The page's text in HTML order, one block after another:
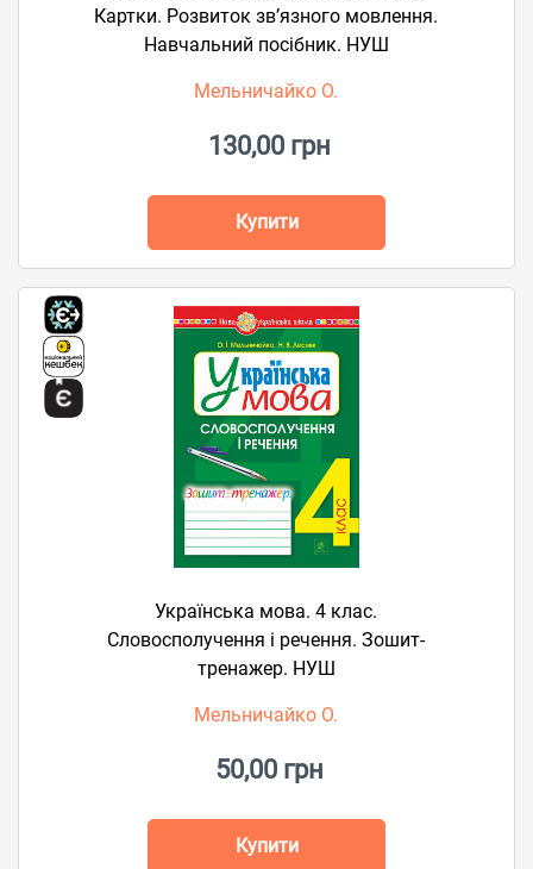
Картки. Розвиток зв’язного мовлення.
Навчальний посібник. НУШ
Мельничайко О.
130,00 грн
Купити
Українська мова. 4 клас.
Словосполучення і речення. Зошит-
тренажер. НУШ
Мельничайко О.
50,00 грн
Купити